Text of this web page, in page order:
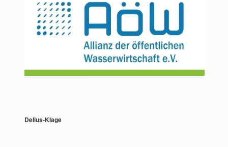
Delius-Klage